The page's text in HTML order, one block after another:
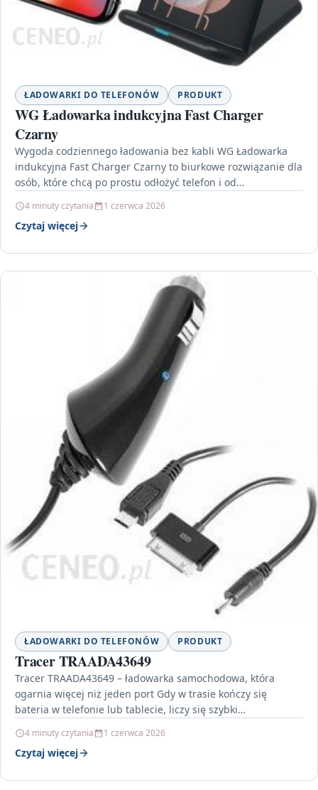
ŁADOWARKI DO TELEFONÓW PRODUKT
WG Ładowarka indukcyjna Fast Charger
Czarny
Wygoda codziennego ładowania bez kabli WG Ładowarka
indukcyjna Fast Charger Czarny to biurkowe rozwiązanie dla
osób, które chcą po prostu odłożyć telefon i od…
4 minuty czytania 1 czerwca 2026
Czytaj więcej
ŁADOWARKI DO TELEFONÓW PRODUKT
Tracer TRAADA43649
Tracer TRAADA43649 – ładowarka samochodowa, która
ogarnia więcej niż jeden port Gdy w trasie kończy się
bateria w telefonie lub tablecie, liczy się szybki…
4 minuty czytania 1 czerwca 2026
Czytaj więcej